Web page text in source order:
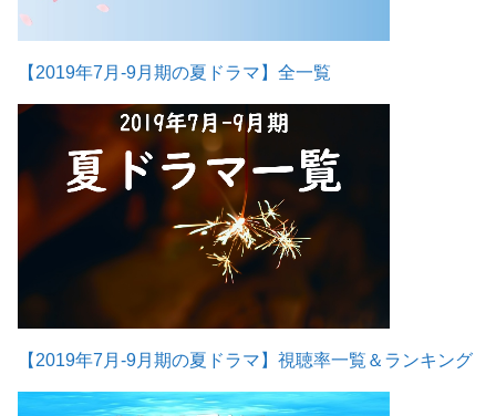
【2019年7月-9月期の夏ドラマ】全一覧
【2019年7月-9月期の夏ドラマ】視聴率一覧＆ランキング